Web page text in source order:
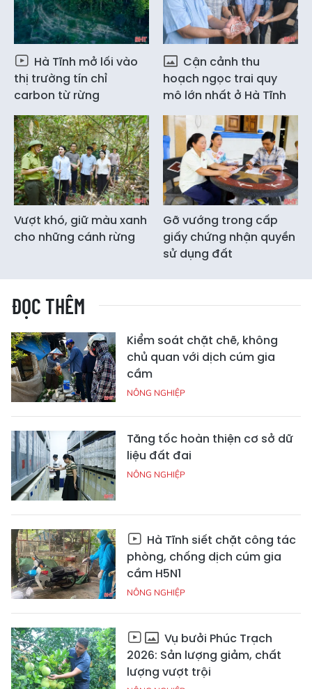
Hà Tĩnh mở lối vào
thị trường tín chỉ
carbon từ rừng
Cận cảnh thu
hoạch ngọc trai quy
mô lớn nhất ở Hà Tĩnh
Vượt khó, giữ màu xanh
cho những cánh rừng
Gỡ vướng trong cấp
giấy chứng nhận quyền
sử dụng đất
ĐỌC THÊM
Kiểm soát chặt chẽ, không
chủ quan với dịch cúm gia
cầm
NÔNG NGHIỆP
Tăng tốc hoàn thiện cơ sở dữ
liệu đất đai
NÔNG NGHIỆP
Hà Tĩnh siết chặt công tác
phòng, chống dịch cúm gia
cầm H5N1
NÔNG NGHIỆP
Vụ bưởi Phúc Trạch
2026: Sản lượng giảm, chất
lượng vượt trội